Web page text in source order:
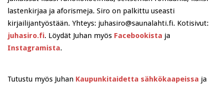
lastenkirjaa ja aforismeja. Siro on palkittu useasti
kirjailijantyöstään. Yhteys: juhasiro@saunalahti.fi. Kotisivut:
juhasiro.fi. Löydät Juhan myös Facebookista ja
Instagramista.
Tutustu myös Juhan Kaupunkitaidetta sähkökaapeissa ja